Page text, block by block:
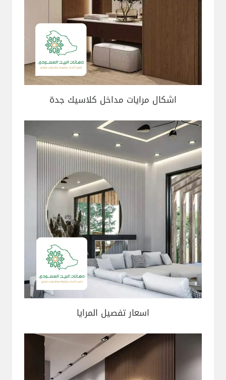
اشكال مرايات مداخل كلاسيك جدة
اسعار تفصيل المرايا